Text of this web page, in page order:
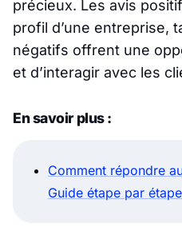
précieux. Les avis
profil d’une entreprise,
négatifs offrent une
et d’interagir avec les
En savoir plus :
Comment répondre
Guide étape par étape